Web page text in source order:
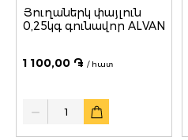
Յուղաներկ փայլուն
0,25կգ գունավոր ALVAN
1 100,00 ֏ / հատ